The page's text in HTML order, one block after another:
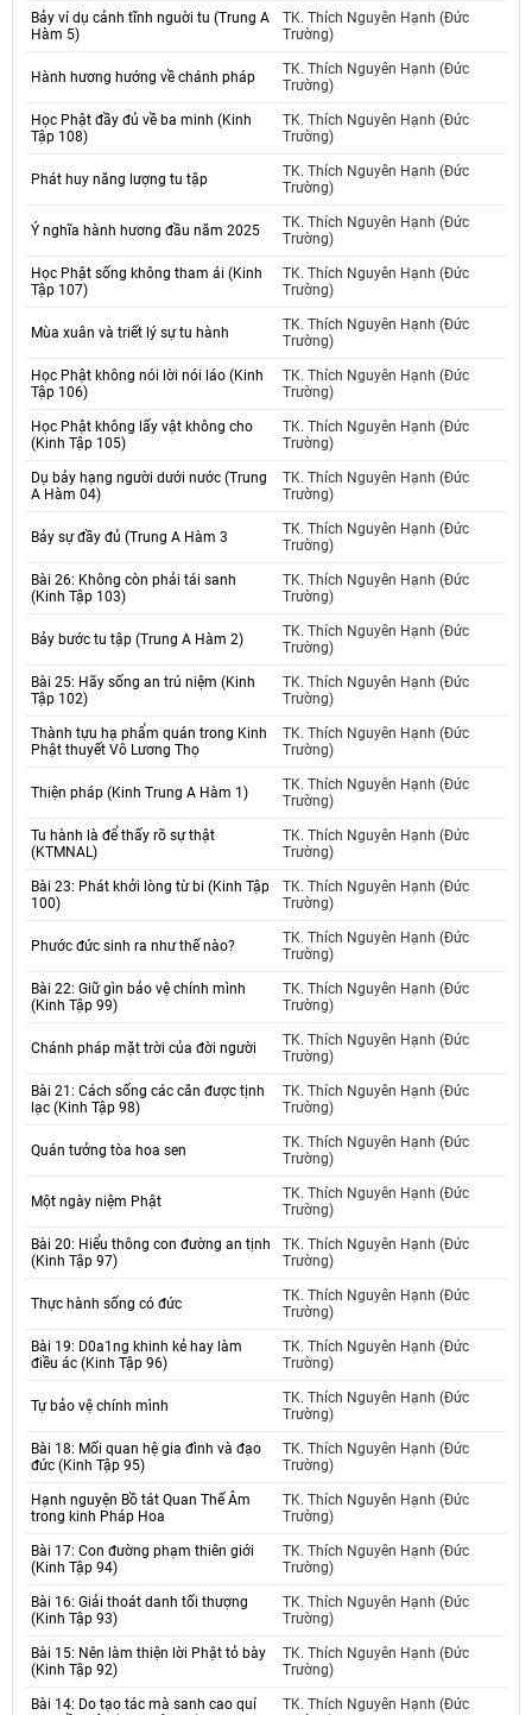
Bảy ví dụ cảnh tĩnh nguời tu (Trung A
Hàm 5)
TK. Thích Nguyên Hạnh (Đức
Trường)
Hành hương hướng về chánh pháp
TK. Thích Nguyên Hạnh (Đức
Trường)
Học Phật đầy đủ về ba minh (Kinh
Tập 108)
TK. Thích Nguyên Hạnh (Đức
Trường)
Phát huy năng lượng tu tập
TK. Thích Nguyên Hạnh (Đức
Trường)
Ý nghĩa hành hương đầu năm 2025
TK. Thích Nguyên Hạnh (Đức
Trường)
Học Phật sống không tham ái (Kinh
Tập 107)
TK. Thích Nguyên Hạnh (Đức
Trường)
Mùa xuân và triết lý sự tu hành
TK. Thích Nguyên Hạnh (Đức
Trường)
Học Phật không nói lời nói láo (Kinh
Tập 106)
TK. Thích Nguyên Hạnh (Đức
Trường)
Học Phật không lấy vật không cho
(Kinh Tập 105)
TK. Thích Nguyên Hạnh (Đức
Trường)
Dụ bảy hạng người dưới nước (Trung
A Hàm 04)
TK. Thích Nguyên Hạnh (Đức
Trường)
Bảy sự đầy đủ (Trung A Hàm 3
TK. Thích Nguyên Hạnh (Đức
Trường)
Bài 26: Không còn phải tái sanh
(Kinh Tập 103)
TK. Thích Nguyên Hạnh (Đức
Trường)
Bảy bước tu tập (Trung A Hàm 2)
TK. Thích Nguyên Hạnh (Đức
Trường)
Bài 25: Hãy sống an trú niệm (Kinh
Tập 102)
TK. Thích Nguyên Hạnh (Đức
Trường)
Thành tựu hạ phẩm quán trong Kinh
Phật thuyết Vô Lương Thọ
TK. Thích Nguyên Hạnh (Đức
Trường)
Thiện pháp (Kinh Trung A Hàm 1)
TK. Thích Nguyên Hạnh (Đức
Trường)
Tu hành là để thấy rõ sự thật
(KTMNAL)
TK. Thích Nguyên Hạnh (Đức
Trường)
Bài 23: Phát khởi lòng từ bi (Kinh Tập
100)
TK. Thích Nguyên Hạnh (Đức
Trường)
Phước đức sinh ra như thế nào?
TK. Thích Nguyên Hạnh (Đức
Trường)
Bài 22: Giữ gìn bảo vệ chính mình
(Kinh Tập 99)
TK. Thích Nguyên Hạnh (Đức
Trường)
Chánh pháp mặt trời của đời người
TK. Thích Nguyên Hạnh (Đức
Trường)
Bài 21: Cách sống các căn được tịnh
lạc (Kinh Tập 98)
TK. Thích Nguyên Hạnh (Đức
Trường)
Quán tưởng tòa hoa sen
TK. Thích Nguyên Hạnh (Đức
Trường)
Một ngày niệm Phật
TK. Thích Nguyên Hạnh (Đức
Trường)
Bài 20: Hiểu thông con đường an tịnh
(Kinh Tập 97)
TK. Thích Nguyên Hạnh (Đức
Trường)
Thực hành sống có đức
TK. Thích Nguyên Hạnh (Đức
Trường)
Bài 19: D0a1ng khinh kẻ hay làm
điều ác (Kinh Tập 96)
TK. Thích Nguyên Hạnh (Đức
Trường)
Tự bảo vệ chính mình
TK. Thích Nguyên Hạnh (Đức
Trường)
Bài 18: Mối quan hệ gia đình và đạo
đức (Kinh Tập 95)
TK. Thích Nguyên Hạnh (Đức
Trường)
Hạnh nguyện Bồ tát Quan Thế Âm
trong kinh Pháp Hoa
TK. Thích Nguyên Hạnh (Đức
Trường)
Bài 17: Con đường phạm thiên giới
(Kinh Tập 94)
TK. Thích Nguyên Hạnh (Đức
Trường)
Bài 16: Giải thoát danh tối thượng
(Kinh Tập 93)
TK. Thích Nguyên Hạnh (Đức
Trường)
Bài 15: Nên làm thiện lời Phật tỏ bày
(Kinh Tập 92)
TK. Thích Nguyên Hạnh (Đức
Trường)
Bài 14: Do tạo tác mà sanh cao quí
TK. Thích Nguyên Hạnh (Đức